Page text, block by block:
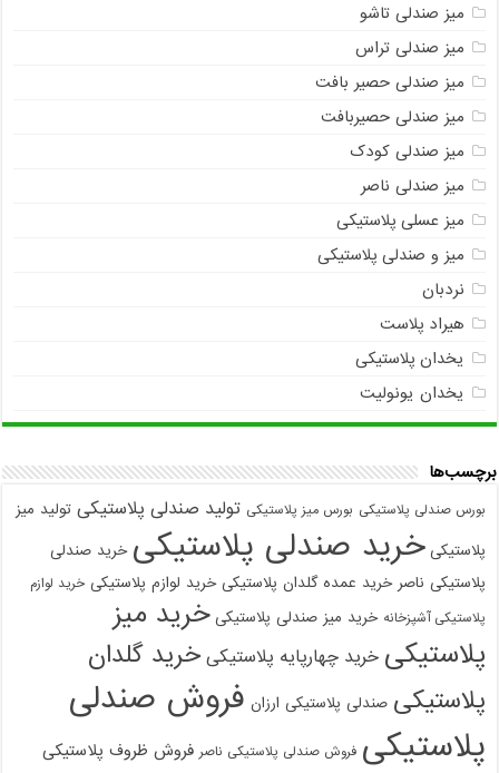
میز صندلی تاشو
میز صندلی تراس
میز صندلی حصیر بافت
میز صندلی حصیربافت
میز صندلی کودک
میز صندلی ناصر
میز عسلی پلاستیکی
میز و صندلی پلاستیکی
نردبان
هیراد پلاست
یخدان پلاستیکی
یخدان یونولیت
برچسب‌ها
بورس صندلی پلاستیکی بورس میز پلاستیکی تولید صندلی پلاستیکی تولید میز
پلاستیکی خرید صندلی پلاستیکی خرید صندلی
پلاستیکی ناصر خرید عمده گلدان پلاستیکی خرید لوازم پلاستیکی خرید لوازم
پلاستیکی آشپزخانه خرید میز صندلی پلاستیکی خرید میز
پلاستیکی خرید چهارپایه پلاستیکی خرید گلدان
پلاستیکی صندلی پلاستیکی ارزان فروش صندلی
پلاستیکی فروش صندلی پلاستیکی ناصر فروش ظروف پلاستیکی